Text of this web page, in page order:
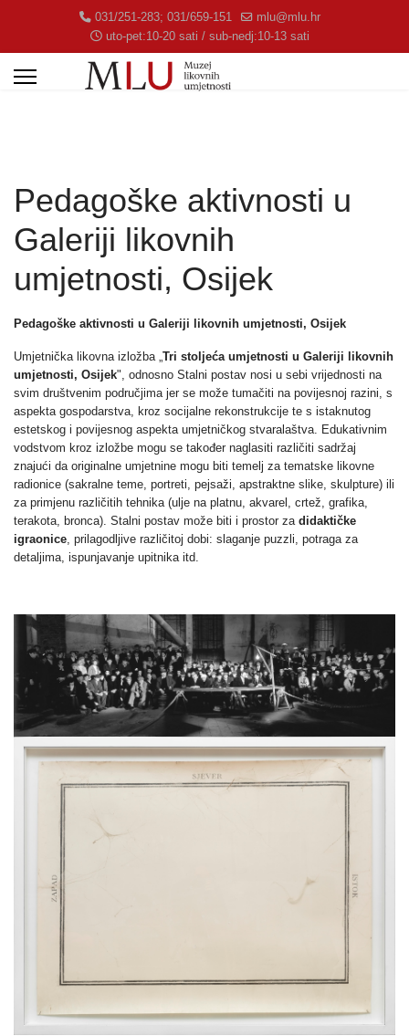
031/251-283; 031/659-151
mlu@mlu.hr
uto-pet:10-20 sati / sub-nedj:10-13 sati
Pedagoške aktivnosti u
Galeriji likovnih
umjetnosti, Osijek
Pedagoške aktivnosti u Galeriji likovnih umjetnosti, Osijek
Umjetnička likovna izložba „Tri stoljeća umjetnosti u Galeriji likovnih
umjetnosti, Osijek", odnosno Stalni postav nosi u sebi vrijednosti na
svim društvenim područjima jer se može tumačiti na povijesnoj razini, s
aspekta gospodarstva, kroz socijalne rekonstrukcije te s istaknutog
estetskog i povijesnog aspekta umjetničkog stvaralaštva. Edukativnim
vodstvom kroz izložbe mogu se također naglasiti različiti sadržaj
znajući da originalne umjetnine mogu biti temelj za tematske likovne
radionice (sakralne teme, portreti, pejsaži, apstraktne slike, skulpture) ili
za primjenu različitih tehnika (ulje na platnu, akvarel, crtež, grafika,
terakota, bronca). Stalni postav može biti i prostor za didaktičke
igraonice, prilagodljive različitoj dobi: slaganje puzzli, potraga za
detaljima, ispunjavanje upitnika itd.